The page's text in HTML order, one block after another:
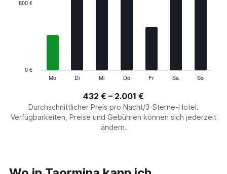
values.
Range:
Mo Di Mi Do Fr Sa So
0 €
800 €
432 € – 2.001 €
Durchschnittlicher Preis pro Nacht/3-Sterne-Hotel.
Verfügbarkeiten, Preise und Gebühren können sich jederzeit
ändern.